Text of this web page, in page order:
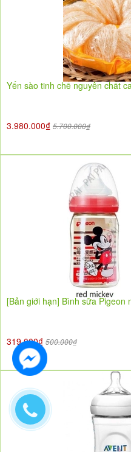
Yến sào tinh chế nguyên chất
3.980.000₫ 5.700.000₫
[Bản giới hạn] Bình sữa Pigeon
319.000₫ 500.000₫